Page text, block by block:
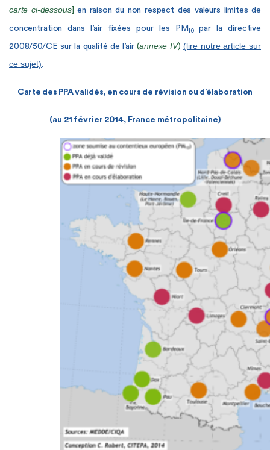
carte ci-dessous]en raison du non respect des valeurs limites de
concentration dans l’air fixées pour les PM10 par la directive
2008/50/CE sur la qualité de l’air(annexe IV) (lire notre article sur
ce sujet).
Carte des PPA validés, en cours de révision ou d’élaboration
(au 21 février 2014, France métropolitaine)